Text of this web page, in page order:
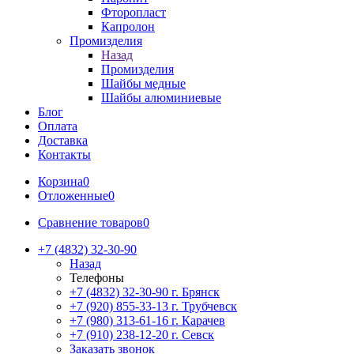
Фторопласт
Капролон
Промизделия
Назад
Промизделия
Шайбы медные
Шайбы алюминиевые
Блог
Оплата
Доставка
Контакты
Корзина0
Отложенные0
Сравнение товаров0
+7 (4832) 32-30-90
Назад
Телефоны
+7 (4832) 32-30-90 г. Брянск
+7 (920) 855-33-13 г. Трубчевск
+7 (980) 313-61-16 г. Карачев
+7 (910) 238-12-20 г. Севск
Заказать звонок